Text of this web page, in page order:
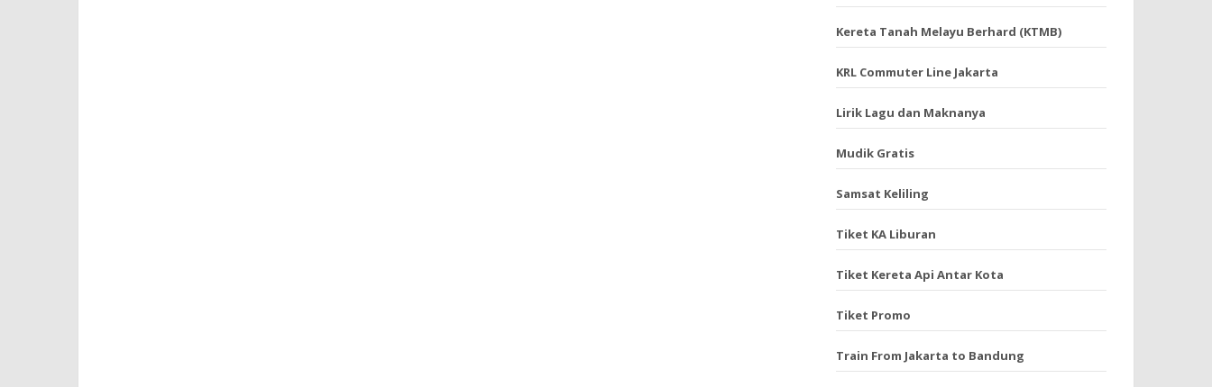
Kereta Tanah Melayu Berhard (KTMB)
KRL Commuter Line Jakarta
Lirik Lagu dan Maknanya
Mudik Gratis
Samsat Keliling
Tiket KA Liburan
Tiket Kereta Api Antar Kota
Tiket Promo
Train From Jakarta to Bandung